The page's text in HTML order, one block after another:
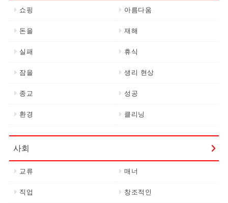
쇼핑 아름다움
돈을 재해
실패 휴식
잠을 생리 현상
종교 성공
환경 클리닝
사회
교류 매너
직업 창조적인